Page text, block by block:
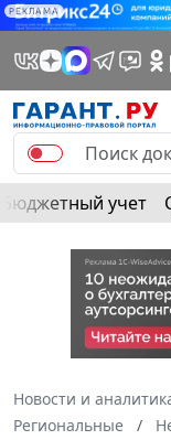
РЕКЛАМА
Бюджетный учет
Новости и
Региональные